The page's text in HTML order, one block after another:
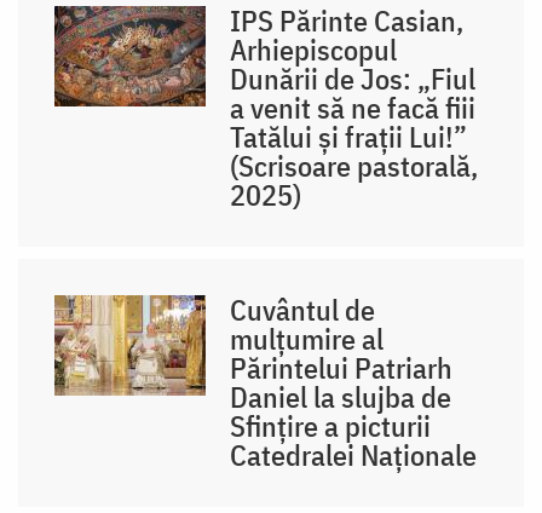
IPS Părinte Casian,
Arhiepiscopul
Dunării de Jos: „Fiul
a venit să ne facă fiii
Tatălui și frații Lui!”
(Scrisoare pastorală,
2025)
Cuvântul de
mulțumire al
Părintelui Patriarh
Daniel la slujba de
Sfințire a picturii
Catedralei Naționale